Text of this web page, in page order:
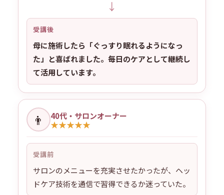
↓
受講後
母に施術したら「ぐっすり眠れるようになっ
た」と喜ばれました。毎日のケアとして継続し
て活用しています。
👨 40代・サロンオーナー
★★★★★
受講前
サロンのメニューを充実させたかったが、ヘッ
ドケア技術を通信で習得できるか迷っていた。